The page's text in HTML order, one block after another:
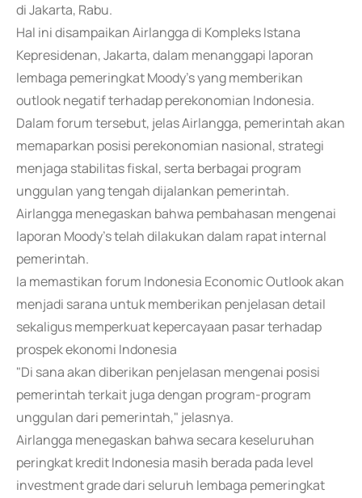
di Jakarta, Rabu.
Hal ini disampaikan Airlangga di Kompleks Istana
Kepresidenan, Jakarta, dalam menanggapi laporan
lembaga pemeringkat Moody's yang memberikan
outlook negatif terhadap perekonomian Indonesia.
Dalam forum tersebut, jelas Airlangga, pemerintah akan
memaparkan posisi perekonomian nasional, strategi
menjaga stabilitas fiskal, serta berbagai program
unggulan yang tengah dijalankan pemerintah.
Airlangga menegaskan bahwa pembahasan mengenai
laporan Moody's telah dilakukan dalam rapat internal
pemerintah.
Ia memastikan forum Indonesia Economic Outlook akan
menjadi sarana untuk memberikan penjelasan detail
sekaligus memperkuat kepercayaan pasar terhadap
prospek ekonomi Indonesia
"Di sana akan diberikan penjelasan mengenai posisi
pemerintah terkait juga dengan program-program
unggulan dari pemerintah," jelasnya.
Airlangga menegaskan bahwa secara keseluruhan
peringkat kredit Indonesia masih berada pada level
investment grade dari seluruh lembaga pemeringkat